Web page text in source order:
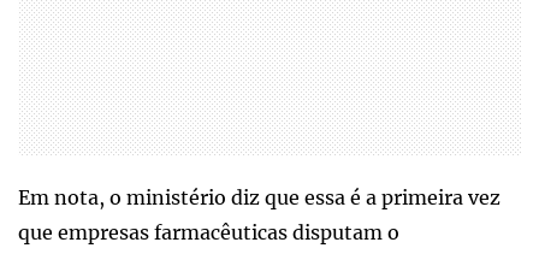
Em nota, o ministério diz que essa é a primeira vez
que empresas farmacêuticas disputam o